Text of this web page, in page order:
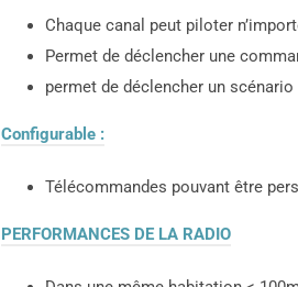
Chaque canal peut piloter
Permet de déclencher une
permet de déclencher un
Configurable :
Télécommandes pouvant être
PERFORMANCES DE LA RADIO